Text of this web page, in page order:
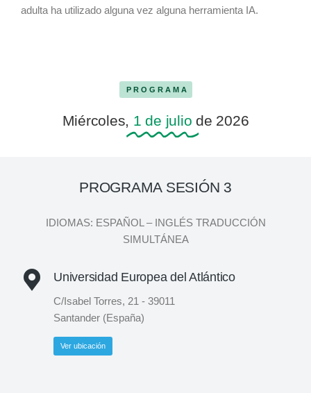
adulta ha utilizado alguna vez alguna herramienta IA.
PROGRAMA
Miércoles, 1 de julio de 2026
PROGRAMA SESIÓN 3
IDIOMAS: ESPAÑOL – INGLÉS TRADUCCIÓN
SIMULTÁNEA
Universidad Europea del Atlántico
C/Isabel Torres, 21 - 39011
Santander (España)
Ver ubicación